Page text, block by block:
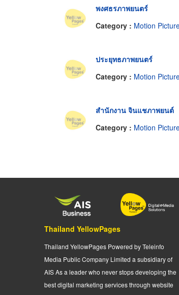
พงศธรภาพยนตร์
Category : Motion
ประยุทธภาพยนตร์
Category : Motion
สำนักงาน จินแชภาพยนต์
Category : Motion
Thailand YellowPages
Thailand YellowPages Powered by Teleinfo
Media Public Company Limited a subsidiary of
AIS As a leader who never stops developing the
best digital marketing services through website